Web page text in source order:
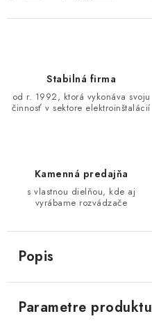
KARIÉRA
B2B SEKCIA
Stabilná firma
od r. 1992, ktorá vykonáva svoju
činnosť v sektore elektroinštalácií
Kamenná predajňa
s vlastnou dielňou, kde aj
vyrábame rozvádzače
Popis
Parametre produktu